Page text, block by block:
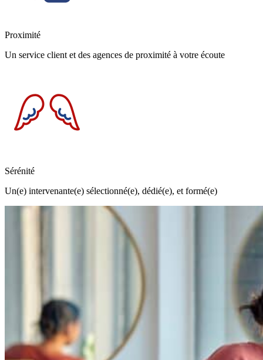
Proximité
Un service client et des agences de proximité à votre écoute
Sérénité
Un(e) intervenante(e) sélectionné(e), dédié(e), et formé(e)